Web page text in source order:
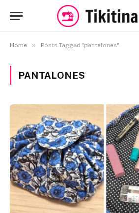
Home » Posts Tagged "pantalones"
PANTALONES